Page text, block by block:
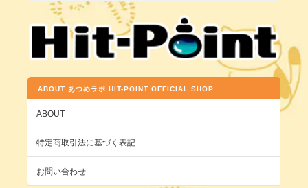
ABOUT あつめラボ HIT-POINT OFFICIAL SHOP
ABOUT
特定商取引法に基づく表記
お問い合わせ